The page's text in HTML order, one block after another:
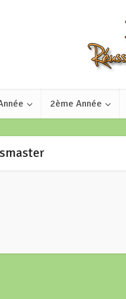
2ème Année